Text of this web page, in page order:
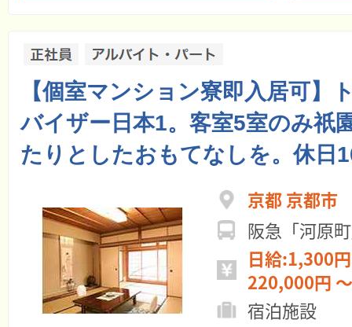
【個室マンション寮即入居可】
バイザー日本1。客室5室のみ祇
たりとしたおもてなしを。休日
京都 京都市
阪急「河原
日給:1,300
220,000円
宿泊施設